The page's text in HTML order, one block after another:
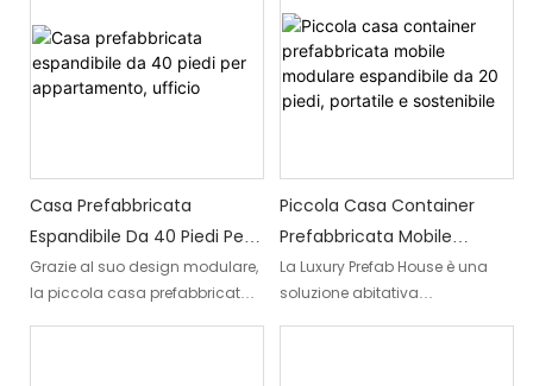
una vita modulare.
alla versatilità moderna.
Casa Prefabbricata
Espandibile Da 40 Piedi Per
Appartamento, Ufficio
Grazie al suo design modulare,
la piccola casa prefabbricata
Piccola Casa Container
Prefabbricata Mobile
Modulare Espandibile Da 20
Piedi, Portatile E Sostenibile
La Luxury Prefab House è una
soluzione abitativa